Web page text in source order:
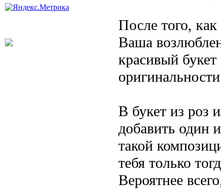
После того,
Ваша
красивый
В букет из роз
добавить один
такой
тебя только
Вероятнее